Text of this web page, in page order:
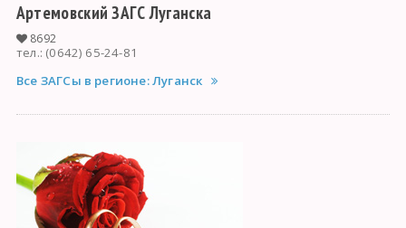
Артемовский ЗАГС Луганска
8692
тел.: (0642) 65-24-81
Все ЗАГСы в регионе: Луганск